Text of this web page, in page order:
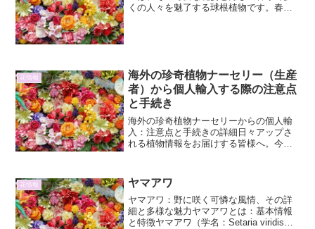
くの人々を魅了する球根植物です。春の
花情報
海外の珍奇植物ナーセリー（生産
者）から個人輸入する際の注意点
と手続き
海外の珍奇植物ナーセリーからの個人輸
入：注意点と手続きの詳細日々アップさ
れる植物情報をお届けする皆様へ。今回
点と手続きの詳細について、詳しく解説
します。憧れの植物を自宅に...
花情報 ヤマアワ
ヤマアワ：野に咲く可憐な風情、その詳
細と多様な魅力ヤマアワとは：基本情報
と特徴ヤマアワ（学名：Setaria viridis）